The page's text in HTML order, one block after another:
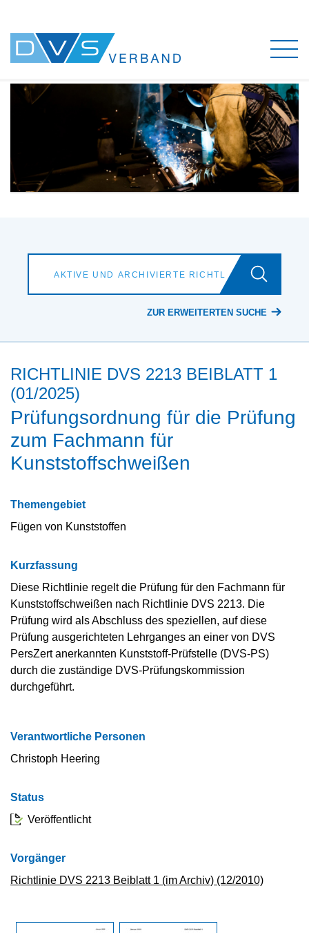
ZUR ERWEITERTEN SUCHE
RICHTLINIE DVS 2213 BEIBLATT 1
(01/2025)
Prüfungsordnung für die Prüfung
zum Fachmann für
Kunststoffschweißen
Themengebiet
Fügen von Kunststoffen
Kurzfassung
Diese Richtlinie regelt die Prüfung für den Fachmann für
Kunststoffschweißen nach Richtlinie DVS 2213. Die
Prüfung wird als Abschluss des speziellen, auf diese
Prüfung ausgerichteten Lehrganges an einer von DVS
PersZert anerkannten Kunststoff-Prüfstelle (DVS-PS)
durch die zuständige DVS-Prüfungskommission
durchgeführt.
Verantwortliche Personen
Christoph Heering
Status
Veröffentlicht
Vorgänger
Richtlinie DVS 2213 Beiblatt 1 (im Archiv) (12/2010)